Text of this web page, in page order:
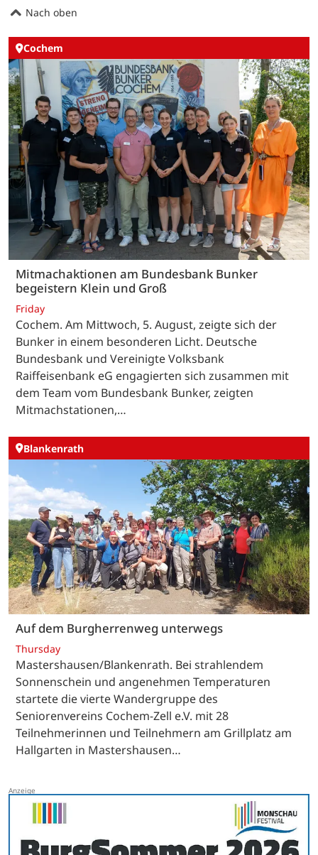
Nach oben
Cochem
Mitmachaktionen am Bundesbank Bunker
begeistern Klein und Groß
Friday
Cochem. Am Mittwoch, 5. August, zeigte sich der
Bunker in einem besonderen Licht. Deutsche
Bundesbank und Vereinigte Volksbank
Raiffeisenbank eG engagierten sich zusammen mit
dem Team vom Bundesbank Bunker, zeigten
Mitmachstationen,…
Blankenrath
Auf dem Burgherrenweg unterwegs
Thursday
Mastershausen/Blankenrath. Bei strahlendem
Sonnenschein und angenehmen Temperaturen
startete die vierte Wandergruppe des
Seniorenvereins Cochem-Zell e.V. mit 28
Teilnehmerinnen und Teilnehmern am Grillplatz am
Hallgarten in Mastershausen…